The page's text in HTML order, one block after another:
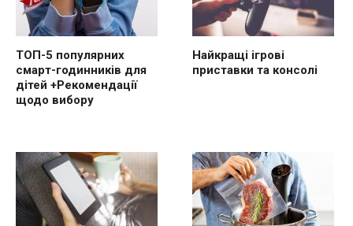
ТОП-5 популярних
смарт-годинників для
дітей +Рекомендації
щодо вибору
Найкращі ігрові
приставки та консолі